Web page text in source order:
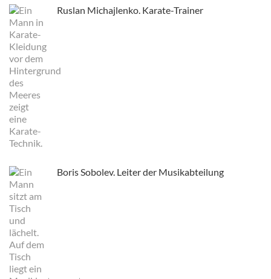
Ruslan Michajlenko. Karate-Trainer
Boris Sobolev. Leiter der Musikabteilung